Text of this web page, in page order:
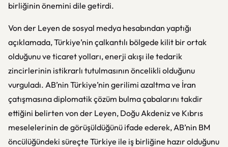
birliğinin önemini dile getirdi.
Von der Leyen de sosyal medya hesabından yaptığı
açıklamada, Türkiye’nin çalkantılı bölgede kilit bir ortak
olduğunu ve ticaret yolları, enerji akışı ile tedarik
zincirlerinin istikrarlı tutulmasının öncelikli olduğunu
vurguladı. AB’nin Türkiye’nin gerilimi azaltma ve İran
çatışmasına diplomatik çözüm bulma çabalarını takdir
ettiğini belirten von der Leyen, Doğu Akdeniz ve Kıbrıs
meselelerinin de görüşüldüğünü ifade ederek, AB’nin BM
öncülüğündeki süreçte Türkiye ile iş birliğine hazır olduğunu